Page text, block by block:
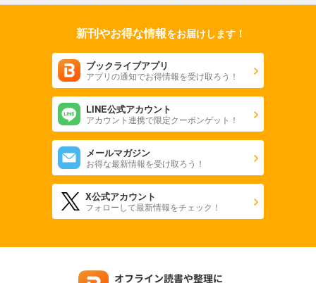
新刊やお得な情報をお届けします！
ブックライブアプリ
アプリの通知でお得情報を受け取ろう！
LINE公式アカウント
アカウント連携で限定クーポンゲット！
メールマガジン
お得な最新情報を受け取ろう！
X公式アカウント
フォローして最新情報をチェック！